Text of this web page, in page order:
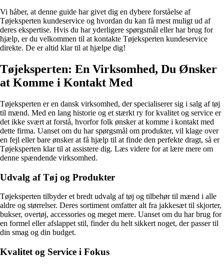
Vi håber, at denne guide har givet dig en dybere forståelse af
Tøjeksperten kundeservice og hvordan du kan få mest muligt ud af
deres ekspertise. Hvis du har yderligere spørgsmål eller har brug for
hjælp, er du velkommen til at kontakte Tøjeksperten kundeservice
direkte. De er altid klar til at hjælpe dig!
Tøjeksperten: En Virksomhed, Du Ønsker
at Komme i Kontakt Med
Tøjeksperten er en dansk virksomhed, der specialiserer sig i salg af tøj
til mænd. Med en lang historie og et stærkt ry for kvalitet og service er
det ikke svært at forstå, hvorfor folk ønsker at komme i kontakt med
dette firma. Uanset om du har spørgsmål om produkter, vil klage over
en fejl eller bare ønsker at få hjælp til at finde den perfekte dragt, så er
Tøjeksperten klar til at assistere dig. Læs videre for at lære mere om
denne spændende virksomhed.
Udvalg af Tøj og Produkter
Tøjeksperten tilbyder et bredt udvalg af tøj og tilbehør til mænd i alle
aldre og størrelser. Deres sortiment omfatter alt fra jakkesæt til skjorter,
bukser, overtøj, accessories og meget mere. Uanset om du har brug for
en formel eller afslappet stil, finder du helt sikkert noget, der passer til
din smag og din budget.
Kvalitet og Service i Fokus